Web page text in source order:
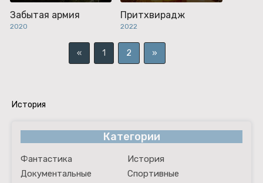
Забытая армия
2020
Притхвирадж
2022
« 1 2 »
История
Категории
Фантастика
История
Документальные
Спортивные